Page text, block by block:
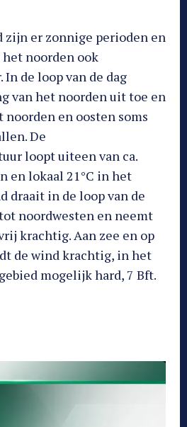
zijn er zonnige perioden en
noorden ook
de loop van de dag
van het noorden uit toe en
en oosten soms
De
loopt uiteen van ca.
en lokaal 21°C in het
draait in de loop van de
noordwesten en neemt
krachtig. Aan zee en op
de wind krachtig, in het
mogelijk hard, 7 Bft.